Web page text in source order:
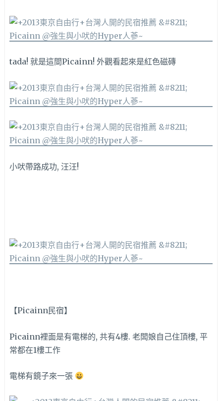
tada! 就是這間Picainn! 外觀看起來是紅色磁磚
小吠帶路成功, 汪汪!
【Picainn民宿】
Picainn裡面是有電梯的, 共有4樓. 老闆娘自己住頂樓, 平
常都在1樓工作
電梯有鏡子來一張